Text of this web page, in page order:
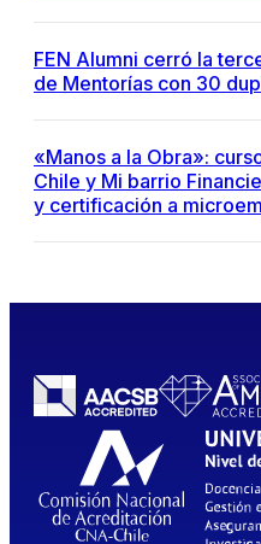
FEN Alumni cerró la
de Mentorías con 30
«Manos a la Obra»:
Chile y Mi barrio
y certificación a